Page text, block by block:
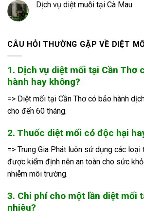
Dịch vụ diệt muỗi tại Cà Mau
CÂU HỎI THƯỜNG GẶP VỀ DIỆT
1. Dịch vụ diệt mối tại Cần Thơ
hành hay không?
=> Diệt mối tại Cần Thơ có bảo hành
cho đến 60 tháng.
2. Thuốc diệt mối có độc hại
=> Trung Gia Phát luôn sử dụng các
được kiểm định nên an toàn cho sức
nhiễm môi trường.
3. Chi phí cho một lần diệt mối
nhiêu?